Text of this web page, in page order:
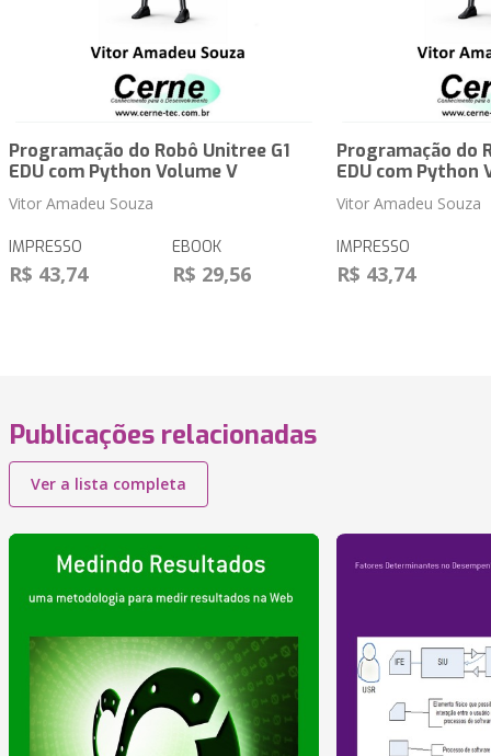
Programação do Robô Unitree G1
EDU com Python Volume V
Vitor Amadeu Souza
IMPRESSO
R$ 43,74
EBOOK
R$ 29,56
Programação do
EDU com Python
Vitor Amadeu Souza
IMPRESSO
R$ 43,74
Publicações relacionadas
Ver a lista completa